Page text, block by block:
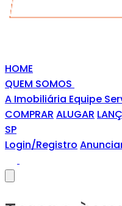
HOME
QUEM SOMOS
A Imobiliária Equipe
COMPRAR ALUGAR
SP
Login/Registro